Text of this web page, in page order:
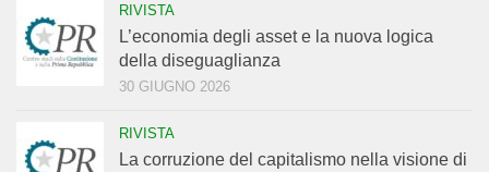
RIVISTA
L’economia degli asset e la nuova logica
della diseguaglianza
30 GIUGNO 2026
RIVISTA
La corruzione del capitalismo nella visione di